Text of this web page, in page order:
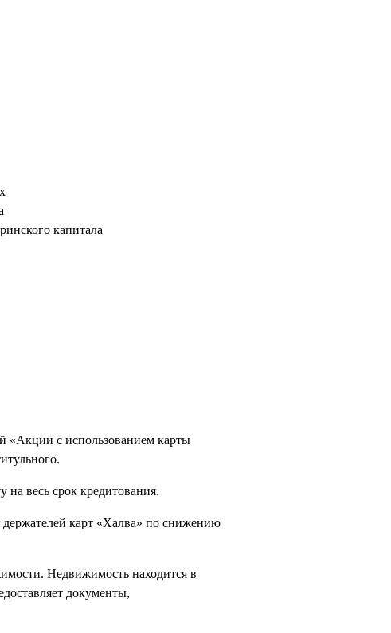
капитала
«Акции с использованием карты
весь срок кредитования.
держателей карт «Халва» по снижению
Недвижимость находится в
документы,